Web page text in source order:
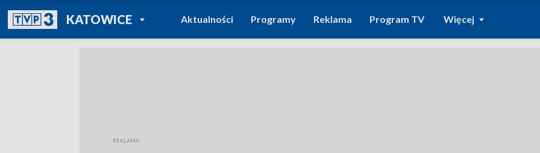
KATOWICEPOWRÓT DO
TVP REGIONY
Aktualności Programy Reklama Program TV Więcej